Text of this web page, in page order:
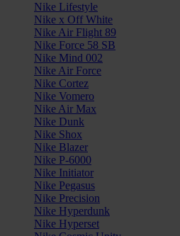
Nike Lifestyle
Nike x Off White
Nike Air Flight 89
Nike Force 58 SB
Nike Mind 002
Nike Air Force
Nike Cortez
Nike Vomero
Nike Air Max
Nike Dunk
Nike Shox
Nike Blazer
Nike P-6000
Nike Initiator
Nike Pegasus
Nike Precision
Nike Hyperdunk
Nike Hyperset